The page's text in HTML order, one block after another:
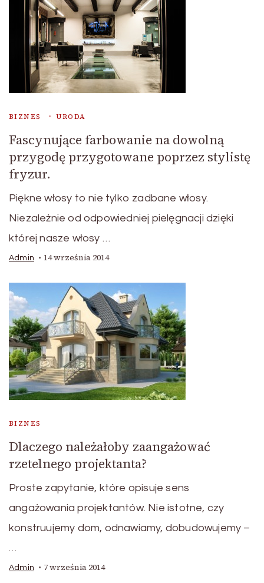
BIZNES URODA
Fascynujące farbowanie na dowolną
przygodę przygotowane poprzez stylistę
fryzur.
Piękne włosy to nie tylko zadbane włosy.
Niezależnie od odpowiedniej pielęgnacji dzięki
której nasze włosy …
Admin 14 września 2014
BIZNES
Dlaczego należałoby zaangażować
rzetelnego projektanta?
Proste zapytanie, które opisuje sens
angażowania projektantów. Nie istotne, czy
konstruujemy dom, odnawiamy, dobudowujemy –
…
Admin 7 września 2014